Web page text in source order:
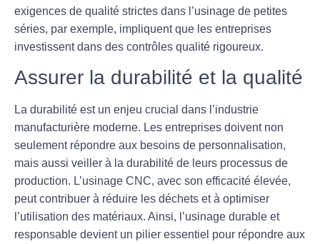
exigences de qualité strictes dans l’usinage de petites
séries, par exemple, impliquent que les entreprises
investissent dans des contrôles qualité rigoureux.
Assurer la durabilité et la qualité
La durabilité est un enjeu crucial dans l’industrie
manufacturière moderne. Les entreprises doivent non
seulement répondre aux besoins de personnalisation,
mais aussi veiller à la durabilité de leurs processus de
production. L’usinage CNC, avec son efficacité élevée,
peut contribuer à réduire les déchets et à optimiser
l’utilisation des matériaux. Ainsi, l’usinage durable et
responsable devient un pilier essentiel pour répondre aux